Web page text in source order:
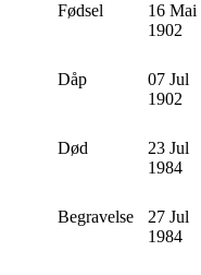
Fødsel
16 Mai
1902
Dåp
07 Jul
1902
Død
23 Jul
1984
Begravelse
27 Jul
1984